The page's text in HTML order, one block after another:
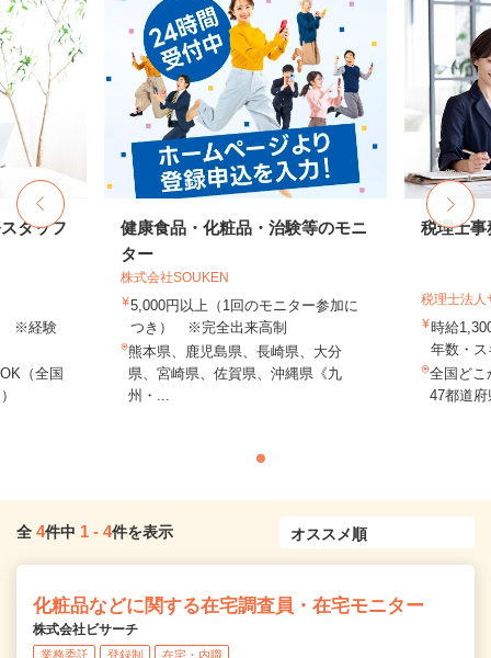
タッフ
※経験
（全国
健康食品・化粧品・治験等のモニ
ター
株式会社SOUKEN
5,000円以上（1回のモニター参加に
つき） ※完全出来高制
熊本県、鹿児島県、長崎県、大分
県、宮崎県、佐賀県、沖縄県《九
州・...
税理士事
税理士法人
時給
年数・
全国どこ
47都道
全 4件中 1 - 4件を表示
化粧品などに関する在宅調査員・在宅モニター
株式会社ビサーチ
業務委託 登録制 在宅・内職